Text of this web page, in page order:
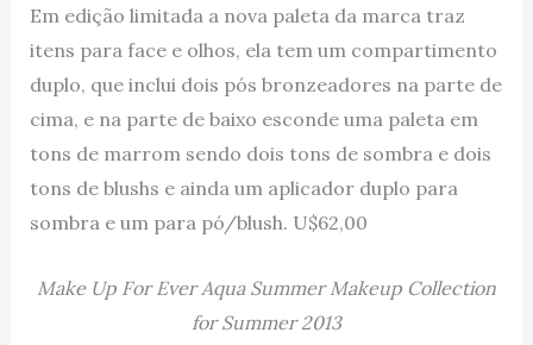
Em edição limitada a nova paleta da marca traz
itens para face e olhos, ela tem um compartimento
duplo, que inclui dois pós bronzeadores na parte de
cima, e na parte de baixo esconde uma paleta em
tons de marrom sendo dois tons de sombra e dois
tons de blushs e ainda um aplicador duplo para
sombra e um para pó/blush. U$62,00
Make Up For Ever Aqua Summer Makeup Collection
for Summer 2013